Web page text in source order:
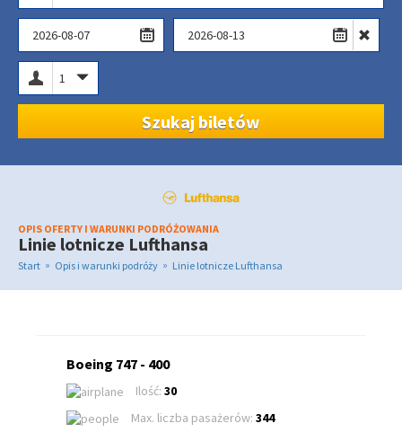
OPIS OFERTY I WARUNKI PODRÓŻOWANIA
Linie lotnicze Lufthansa
Start » Opis i warunki podróży » Linie lotnicze Lufthansa
Boeing 747 - 400
Ilość: 30
Max. liczba pasażerów: 344